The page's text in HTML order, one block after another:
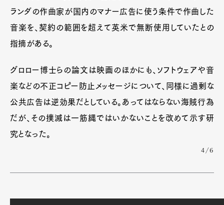
ランダの作曲家が国内のマナー広告に使う条件で作曲した
音楽を、契約の範囲を超えて英米で無断使用していたとの
指摘がある。
グロロー博士らの論文は映画のほかにも、ソフトウェアや音
楽などの不正コピー防止メッセージについて、同様に過剰な
公共広告は逆効果だとしている。あってはならない海賊行為
だが、その撲滅は一筋縄ではいかないことを改めて示す研
究となった。
4/6